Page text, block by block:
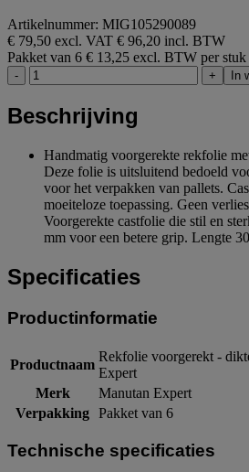
Artikelnummer: MIG105290089
€ 79,50 excl. VAT € 96,20 incl. BTW
Pakket van 6 € 13,25 excl. BTW per stuk
- + In
Beschrijving
Handmatig voorgerekte rekfolie
Deze folie is uitsluitend bedoeld
voor het verpakken van pallets.
moeiteloze toepassing. Geen
Voorgerekte castfolie die stil en
mm voor een betere grip. Lengte
Specificaties
Productinformatie
Productnaam
Rekfolie voorgerekt -
Expert
Merk
Manutan Expert
Verpakking Pakket van 6
Technische specificaties